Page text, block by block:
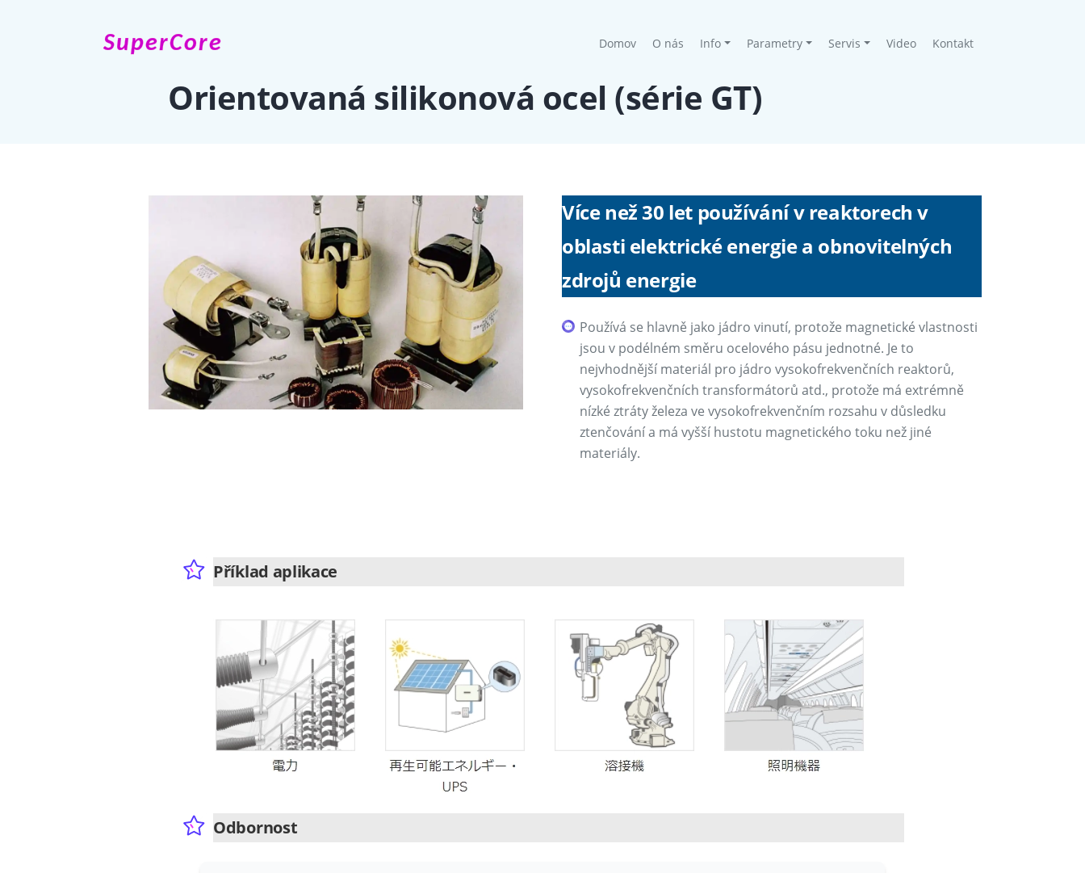
SuperCore Domov(current)
O nás Info Parametry Servis Video Kontakt
Orientovaná silikonová ocel (série GT)
Více než 30 let používání v reaktorech v
oblasti elektrické energie a obnovitelných
zdrojů energie
Používá se hlavně jako jádro vinutí, protože magnetické vlastnosti
jsou v podélném směru ocelového pásu jednotné. Je to
nejvhodnější materiál pro jádro vysokofrekvenčních reaktorů,
vysokofrekvenčních transformátorů atd., protože má extrémně
nízké ztráty železa ve vysokofrekvenčním rozsahu v důsledku
ztenčování a má vyšší hustotu magnetického toku než jiné
materiály.
Příklad aplikace
Odbornost